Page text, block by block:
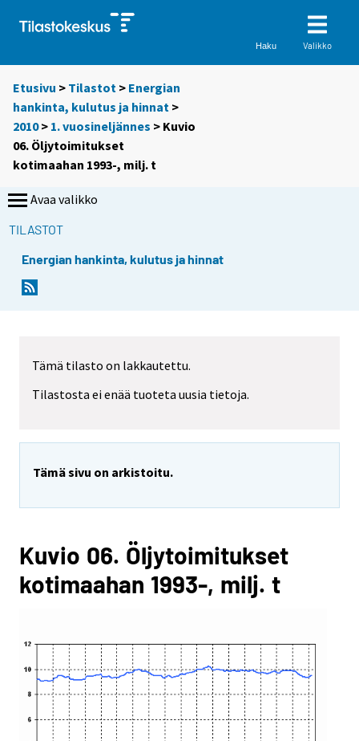
Haku Valikko
Etusivu > Tilastot > Energian
hankinta, kulutus ja hinnat >
2010> 1. vuosineljännes > Kuvio
06. Öljytoimitukset
kotimaahan 1993-, milj. t
Avaa valikko
TILASTOT
Energian hankinta, kulutus ja hinnat
Tämä tilasto on lakkautettu.
Tilastosta ei enää tuoteta uusia tietoja.
Tämä sivu on arkistoitu.
Kuvio 06. Öljytoimitukset
kotimaahan 1993-, milj. t